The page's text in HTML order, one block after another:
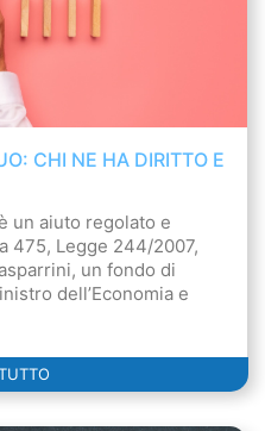
CHI NE HA DIRITTO E
un aiuto regolato e
475, Legge 244/2007,
un fondo di
dell’Economia e